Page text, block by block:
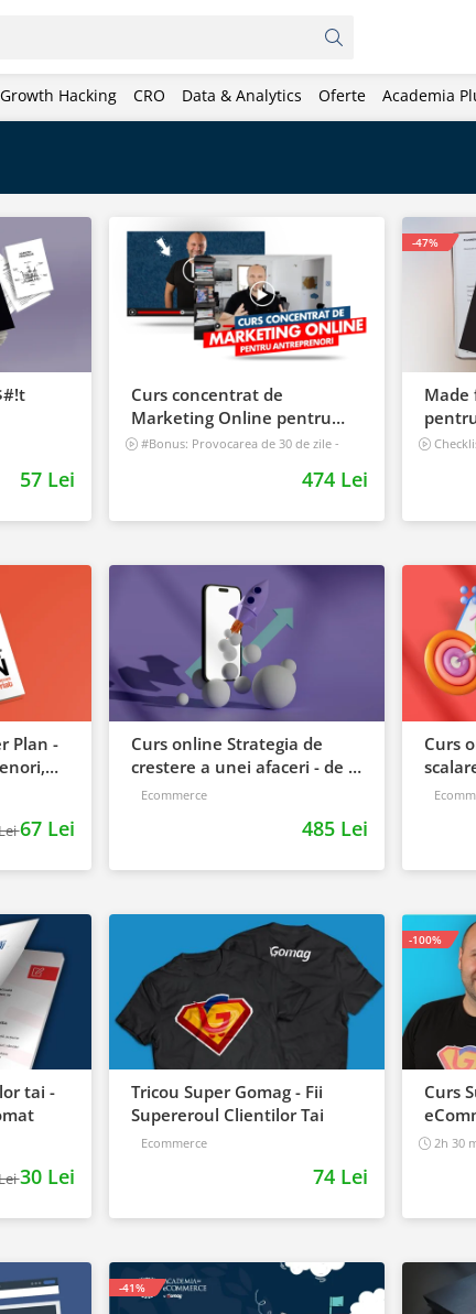
Growth Hacking CRO Data & Analytics Oferte Academia
57 Lei
Curs concentrat de
Marketing Online pentru
antreprenori
#Bonus: Provocarea de 30 de zile -
474 Lei
Made
-47%
Plan -
67 Lei
Curs online Strategia de
crestere a unei afaceri - de la
idee, la retentie si scalare
Ecommerce
485 Lei
Curs
tai -
30 Lei
Tricou Super Gomag - Fii
Supereroul Clientilor Tai
Ecommerce
74 Lei
Curs
2h 30
-100%
-41%